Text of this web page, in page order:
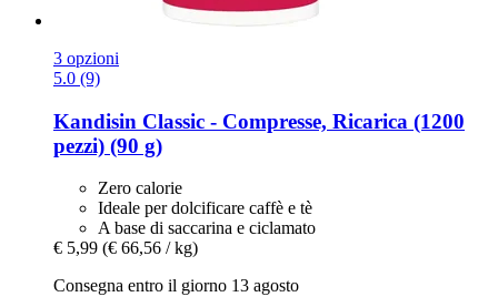
3 opzioni
5.0 (9)
Kandisin Classic -​ Compresse, Ricarica (1200
pezzi) (90 g)
Zero calorie
Ideale per dolcificare caffè e tè
A base di saccarina e ciclamato
€ 5,99 (€ 66,56 / kg)
Consegna entro il giorno 13 agosto